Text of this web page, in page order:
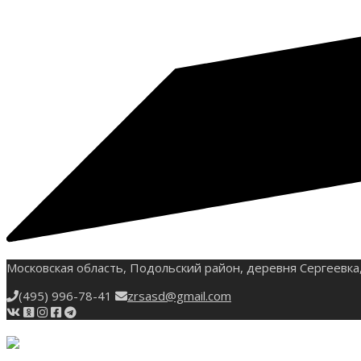
Московская область, Подольский район, деревня
(495) 996-78-41
zrsasd@gmail.com